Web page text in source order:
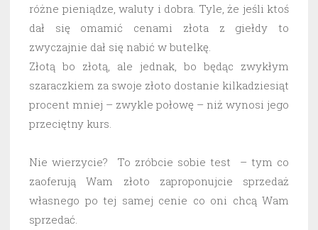
różne pieniądze, waluty i dobra. Tyle, że jeśli ktoś
dał się omamić cenami złota z giełdy to
zwyczajnie dał się nabić w butelkę.
Złotą bo złotą, ale jednak, bo będąc zwykłym
szaraczkiem za swoje złoto dostanie kilkadziesiąt
procent mniej – zwykle połowę – niż wynosi jego
przeciętny kurs.
Nie wierzycie? To zróbcie sobie test – tym co
zaoferują Wam złoto zaproponujcie sprzedaż
własnego po tej samej cenie co oni chcą Wam
sprzedać.